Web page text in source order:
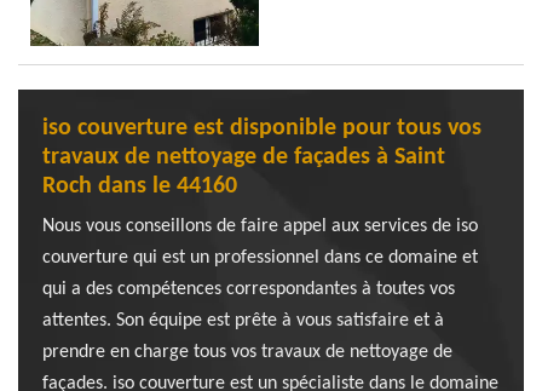
iso couverture est disponible pour tous vos
travaux de nettoyage de façades à Saint
Roch dans le 44160
Nous vous conseillons de faire appel aux services de iso
couverture qui est un professionnel dans ce domaine et
qui a des compétences correspondantes à toutes vos
attentes. Son équipe est prête à vous satisfaire et à
prendre en charge tous vos travaux de nettoyage de
façades. iso couverture est un spécialiste dans le domaine